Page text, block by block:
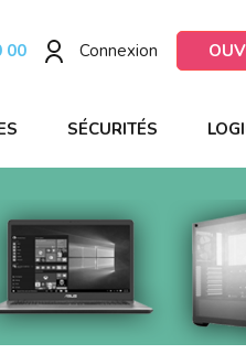
00 Connexion
SÉCURITÉS